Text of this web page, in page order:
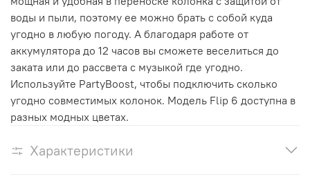
воды и пыли, поэтому ее можно брать с собой куда
угодно в любую погоду. А благодаря работе от
аккумулятора до 12 часов вы сможете веселиться до
заката или до рассвета с музыкой где угодно.
Используйте PartyBoost, чтобы подключить сколько
угодно совместимых колонок. Модель Flip 6 доступна в
разных модных цветах.
Характеристики